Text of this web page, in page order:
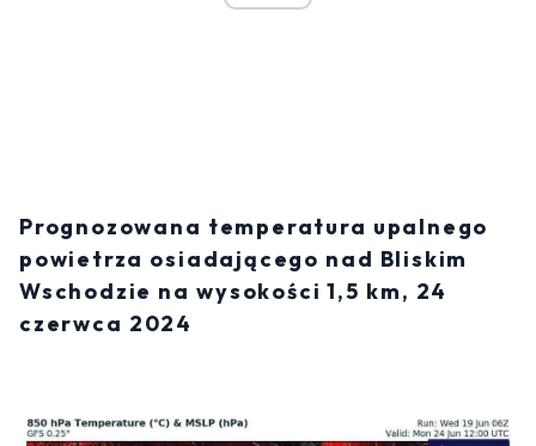
Prognozowana temperatura upalnego
powietrza osiadającego nad Bliskim
Wschodzie na wysokości 1,5 km, 24
czerwca 2024